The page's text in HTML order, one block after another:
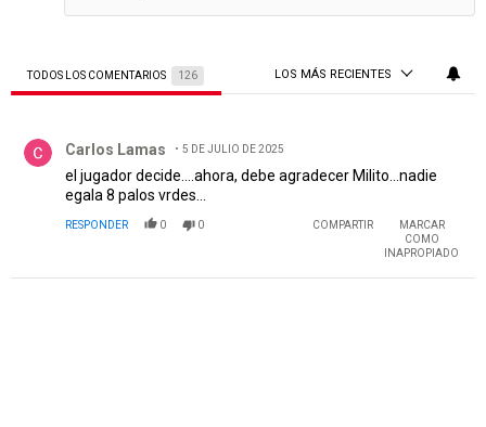
TODOS LOS COMENTARIOS 126 LOS MÁS RECIENTES
Carlos Lamas 5 DE JULIO DE 2025
el jugador decide....ahora, debe agradecer Milito...nadie
egala 8 palos vrdes...
RESPONDER 0 0 COMPARTIR
MARCAR
COMO
INAPROPIADO